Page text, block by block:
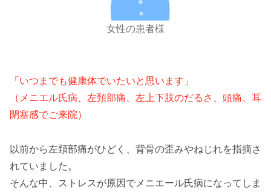
女性の患者様
「いつまでも健康体でいたいと思います」
（メニエル氏病、左頚部痛、左上下肢のだるさ、頭痛、耳
閉塞感でご来院）
以前から左頚部痛がひどく、背骨の歪みやねじれを指摘さ
れていました。
そんな中、ストレスが原因でメニエール氏病になってしま